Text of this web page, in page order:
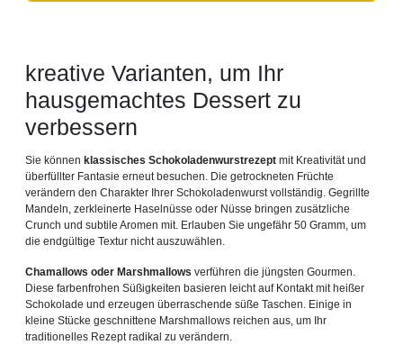
kreative Varianten, um Ihr
hausgemachtes Dessert zu
verbessern
Sie können klassisches Schokoladenwurstrezept mit Kreativität und
überfüllter Fantasie erneut besuchen. Die getrockneten Früchte
verändern den Charakter Ihrer Schokoladenwurst vollständig. Gegrillte
Mandeln, zerkleinerte Haselnüsse oder Nüsse bringen zusätzliche
Crunch und subtile Aromen mit. Erlauben Sie ungefähr 50 Gramm, um
die endgültige Textur nicht auszuwählen.
Chamallows oder Marshmallows verführen die jüngsten Gourmen.
Diese farbenfrohen Süßigkeiten basieren leicht auf Kontakt mit heißer
Schokolade und erzeugen überraschende süße Taschen. Einige in
kleine Stücke geschnittene Marshmallows reichen aus, um Ihr
traditionelles Rezept radikal zu verändern.